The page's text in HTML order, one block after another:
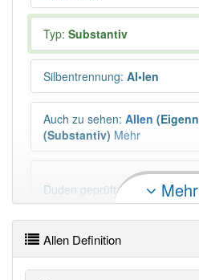
Typ: Substantiv
Silbentrennung: Al•len
Auch zu sehen: Allen
(Substantiv) Mehr
Duden geprüft: Allen
Allen Wiktionary
Mehr
Allen Definition